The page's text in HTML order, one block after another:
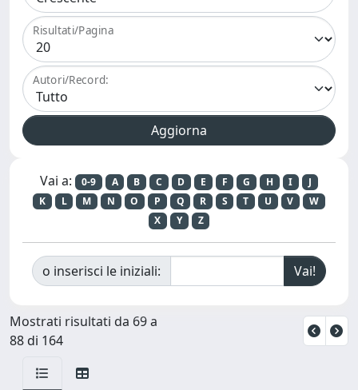
Risultati/Pagina
Autori/Record:
Vai a: 0-9 A B C D E F G H I
J
K
L M N O P Q R S T U V
W
X
Y Z
o inserisci le iniziali:
Mostrati risultati da 69 a
88 di 164